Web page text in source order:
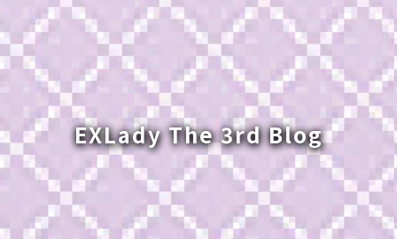
EXLady The 3rd Blog